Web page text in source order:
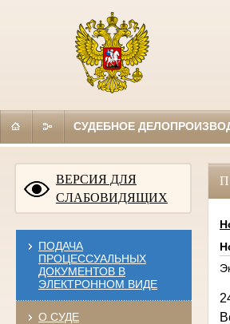
СУДЕБНОЕ
ВЕРСИЯ ДЛЯ
СЛАБОВИДЯЩИХ
ПОДАЧА
ПРОЦЕССУАЛЬНЫХ
ДОКУМЕНТОВ В
ЭЛЕКТРОННОМ ВИДЕ
О СУДЕ